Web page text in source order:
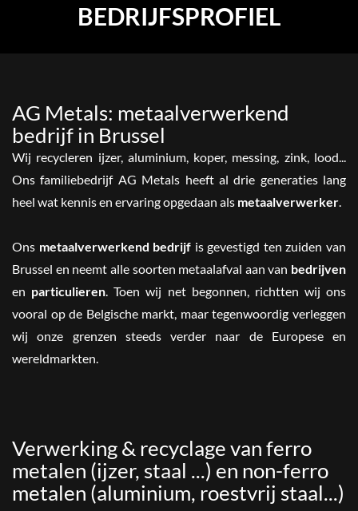
BEDRIJFSPROFIEL
AG Metals: metaalverwerkend
bedrijf in Brussel
Wij recycleren ijzer, aluminium, koper, messing, zink, lood...
Ons familiebedrijf AG Metals heeft al drie generaties lang
heel wat kennis en ervaring opgedaan als metaalverwerker
Ons metaalverwerkend bedrijf is gevestigd ten zuiden van
Brussel en neemt alle soorten metaalafval aan van bedrijven
en particulieren . Toen wij net begonnen, richtten wij ons
vooral op de Belgische markt, maar tegenwoordig verleggen
wij onze grenzen steeds verder naar de Europese en
wereldmarkten.
Verwerking & recyclage van ferro
metalen (ijzer, staal ...) en non-ferro
metalen (aluminium, roestvrij staal...)